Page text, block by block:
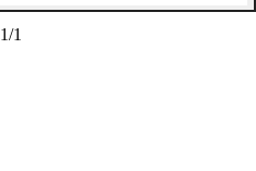
1/1